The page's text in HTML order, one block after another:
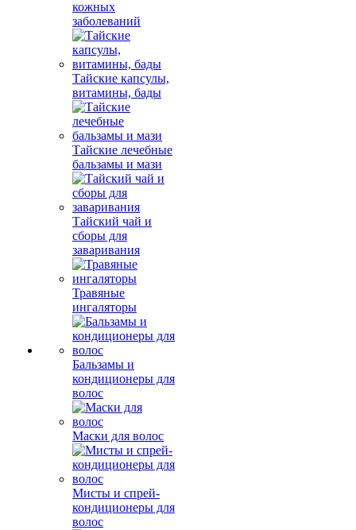
кожных
заболеваний
Тайские капсулы,
витамины, бады
Тайские лечебные
бальзамы и мази
Тайский чай и
сборы для
заваривания
Травяные
ингаляторы
Бальзамы и
кондиционеры для
волос
Маски для волос
Мисты и спрей-
кондиционеры для
волос